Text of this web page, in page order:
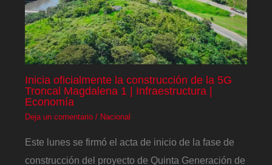
Inicia oficialmente la construcción de la 5G
Troncal Magdalena 1 | Infraestructura |
Economía
Deja un comentario / Nacional
Este lunes se firmó el acta de inicio de la fase de
construcción del proyecto de Quinta Generación de